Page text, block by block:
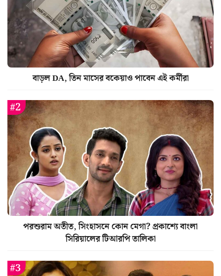
বাড়ল DA, তিন মাসের বকেয়াও পাবেন এই কর্মীরা
পরশুরাম অতীত, সিংহাসনে কোন মেগা? প্রকাশ্যে বাংলা
সিরিয়ালের টিআরপি তালিকা